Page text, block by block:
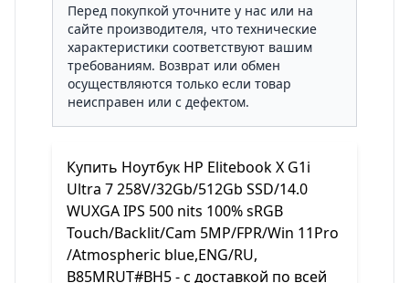
Перед покупкой уточните у нас или на
сайте производителя, что технические
характеристики соответствуют вашим
требованиям. Возврат или обмен
осуществляются только если товар
неисправен или с дефектом.
Купить Ноутбук HP Elitebook X G1i
Ultra 7 258V/32Gb/512Gb SSD/14.0
WUXGA IPS 500 nits 100% sRGB
Touch/Backlit/Cam 5MP/FPR/Win 11Pro
/Atmospheric blue,ENG/RU,
B85MRUT#BH5 - с доставкой по всей